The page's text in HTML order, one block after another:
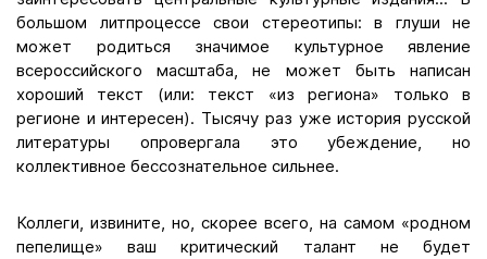
большом литпроцессе свои стереотипы: в глуши не
может родиться значимое культурное явление
всероссийского масштаба, не может быть написан
хороший текст (или: текст «из региона» только в
регионе и интересен). Тысячу раз уже история русской
литературы опровергала это убеждение, но
коллективное бессознательное сильнее.
Коллеги, извините, но, скорее всего, на самом «родном
пепелище» ваш критический талант не будет